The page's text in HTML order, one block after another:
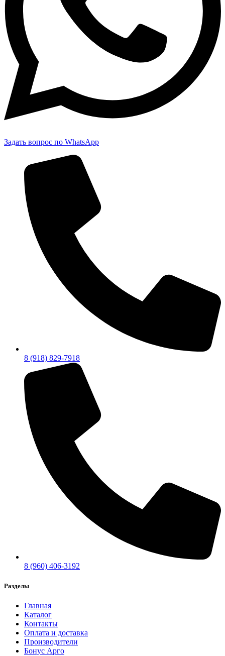
Задать вопрос по WhatsApp
8 (918) 829-7918
8 (960) 406-3192
Разделы
Главная
Каталог
Контакты
Оплата и доставка
Производители
Бонус Арго